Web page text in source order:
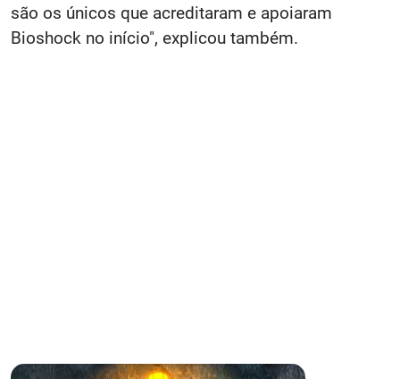
são os únicos que acreditaram e apoiaram
Bioshock no início", explicou também.